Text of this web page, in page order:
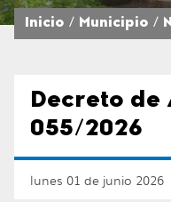
Inicio Municipio
Decreto de
055/2026
lunes 01 de junio 2026